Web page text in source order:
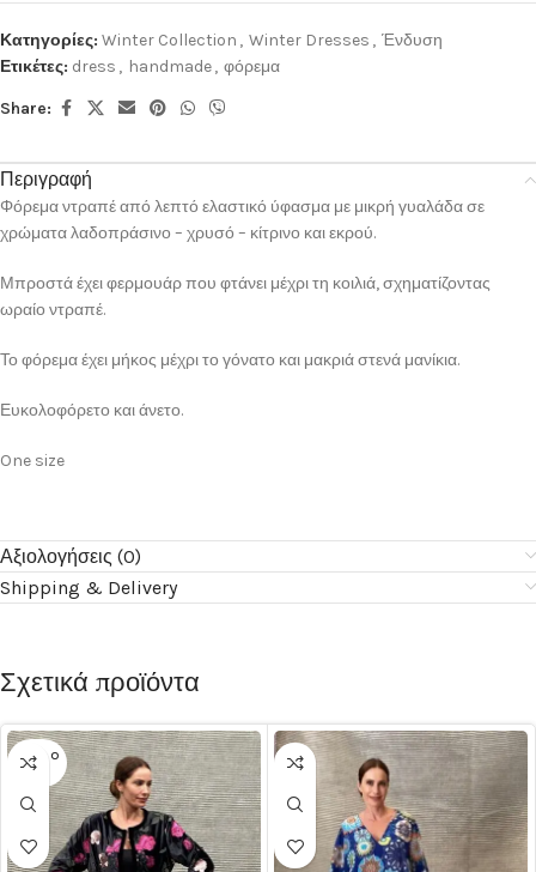
Κατηγορίες: Winter Collection , Winter Dresses , Ένδυση
Ετικέτες: dress , handmade, φόρεμα
Share:
Περιγραφή
Φόρεμα ντραπέ από λεπτό ελαστικό ύφασμα με μικρή γυαλάδα σε
χρώματα λαδοπράσινο – χρυσό – κίτρινο και εκρού.
Μπροστά έχει φερμουάρ που φτάνει μέχρι τη κοιλιά, σχηματίζοντας
ωραίο ντραπέ.
Το φόρεμα έχει μήκος μέχρι το γόνατο και μακριά στενά μανίκια.
Ευκολοφόρετο και άνετο.
One size
Αξιολογήσεις (0)
Shipping & Delivery
Σχετικά προϊόντα
SOLD O
UT